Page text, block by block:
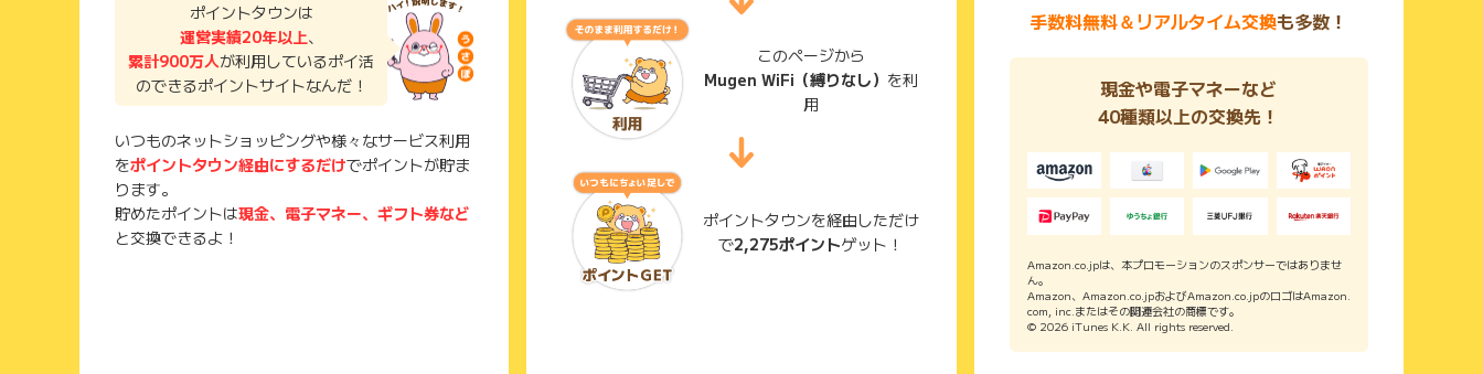
ポイントタウンは
運営実績20年以上、
累計900万人が利用しているポイ活
のできるポイントサイトなんだ！
いつものネットショッピングや様々なサービス利用
をポイントタウン経由にするだけでポイントが貯ま
ります。
貯めたポイントは現金、電子マネー、ギフト券など
と交換できるよ！
このページから
Mugen WiFi（縛りなし） を利
用
ポイントタウンを経由しただけ
で2,275ポイントゲット！
手数料無料＆リアルタイム交換も多数！
現金や電子マネーなど
40種類以上の交換先！
Amazon.co.jpは、本プロモーションのスポンサーではありませ
ん。
Amazon、Amazon.co.jpおよびAmazon.co.jpのロゴはAmazon.
com, inc.またはその関連会社の商標です。
© 2026 iTunes K.K. All rights reserved.